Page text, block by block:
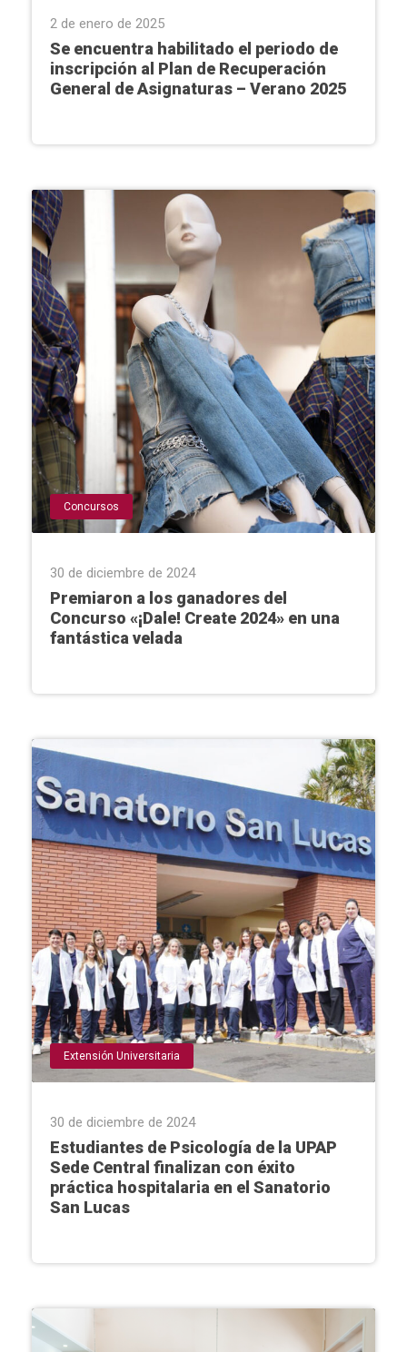
2 de enero de 2025
Se encuentra habilitado el periodo de
inscripción al Plan de Recuperación
General de Asignaturas – Verano 2025
Concursos
30 de diciembre de 2024
Premiaron a los ganadores del
Concurso «¡Dale! Create 2024» en una
fantástica velada
Extensión Universitaria
30 de diciembre de 2024
Estudiantes de Psicología de la UPAP
Sede Central finalizan con éxito
práctica hospitalaria en el Sanatorio
San Lucas